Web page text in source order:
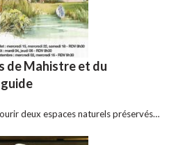
de Mahistre et du
deux espaces naturels préservés…